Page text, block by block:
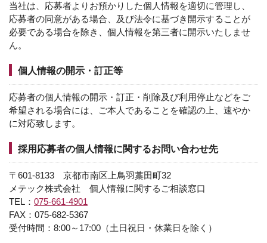
当社は、応募者よりお預かりした個人情報を適切に管理し、
応募者の同意がある場合、及び法令に基づき開示することが
必要である場合を除き、個人情報を第三者に開示いたしませ
ん。
個人情報の開示・訂正等
応募者の個人情報の開示・訂正・削除及び利用停止などをご
希望される場合には、ご本人であることを確認の上、速やか
に対応致します。
採用応募者の個人情報に関するお問い合わせ先
〒601-8133 京都市南区上鳥羽藁田町32
メテック株式会社 個人情報に関するご相談窓口
TEL： 075-661-4901
FAX：075-682-5367
受付時間：8:00～17:00（土日祝日・休業日を除く）